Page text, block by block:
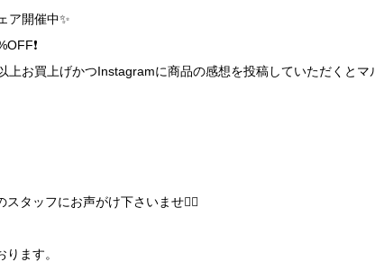
ア開催中✨️
上お買上げかつInstagramに商品の感想を投稿していただくと
タッフにお声がけ下さいませ💁‍♂️
ます。